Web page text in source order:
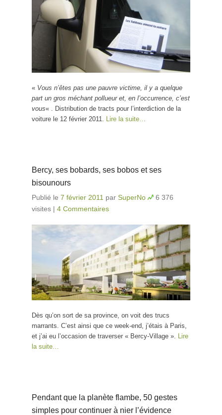
« Vous n’êtes pas une pauvre victime, il y a quelque
part un gros méchant pollueur et, en l’occurrence, c’est
vous« . Distribution de tracts pour l’interdiction de la
voiture le 12 février 2011. Lire la suite…
Bercy, ses bobards, ses bobos et ses
bisounours
Publié le 7 février 2011 par SuperNo
6 376
visites | 4 Commentaires
Dès qu’on sort de sa province, on voit des trucs
marrants. C’est ainsi que ce week-end, j’étais à Paris,
et j’ai eu l’occasion de traverser « Bercy-Village ». Lire
la suite…
Pendant que la planète flambe, 50 gestes
simples pour continuer à nier l’évidence